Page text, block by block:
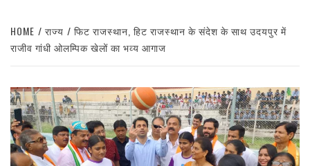
HOME राज्य
फिट राजस्थान, हिट राजस्थान के संदेश के साथ उदयपुर में
राजीव गांधी ओलम्पिक खेलों का भव्य आगाज